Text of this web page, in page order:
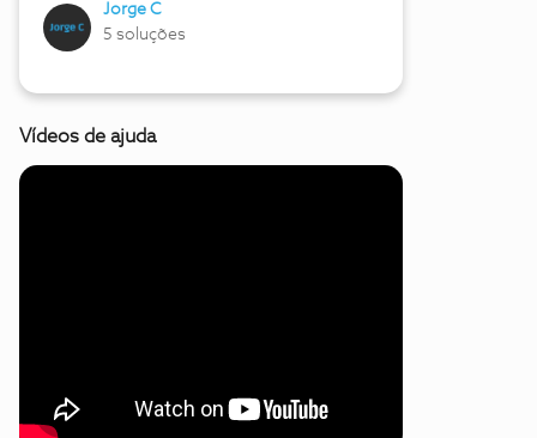
Jorge C
5 soluções
Vídeos de ajuda